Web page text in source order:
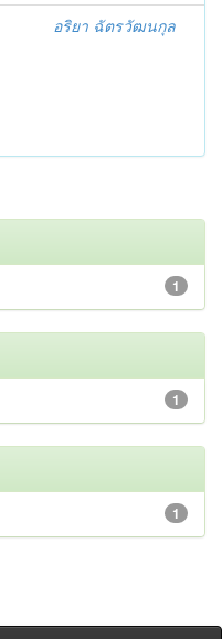
อริยา ฉัตรวัฒนกุล
1
1
1